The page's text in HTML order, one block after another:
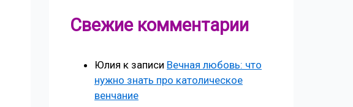
Свежие комментарии
Юлия к записи Вечная любовь: что
нужно знать про католическое
венчание